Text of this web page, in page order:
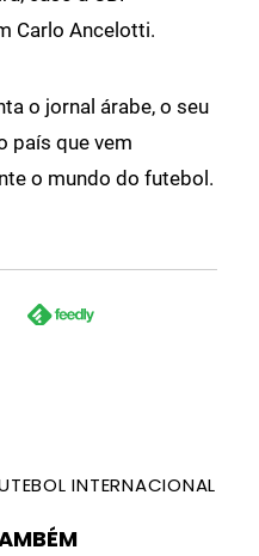
Carlo Ancelotti.
o jornal árabe, o seu
país que vem
o mundo do futebol.
INTERNACIONAL